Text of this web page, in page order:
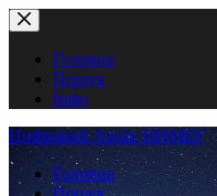
Перейти
до
вмістуГоловна
Пошук
Інфо
Цифровий Архів ННМБУ
Головна